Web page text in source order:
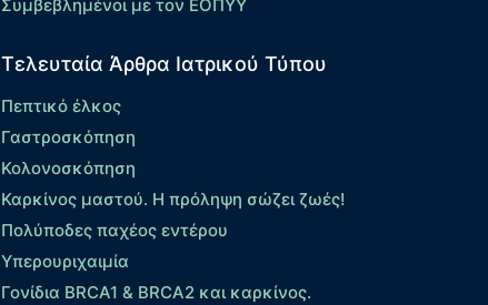
Συμβεβλημένοι με τον ΕΟΠΥΥ
Τελευταία Άρθρα Ιατρικού Τύπου
Πεπτικό έλκος
Γαστροσκόπηση
Κολονοσκόπηση
Καρκίνος μαστού. Η πρόληψη σώζει ζωές!
Πολύποδες παχέος εντέρου
Yπερουριχαιμία
Γονίδια BRCA1 & BRCA2 και καρκίνος.